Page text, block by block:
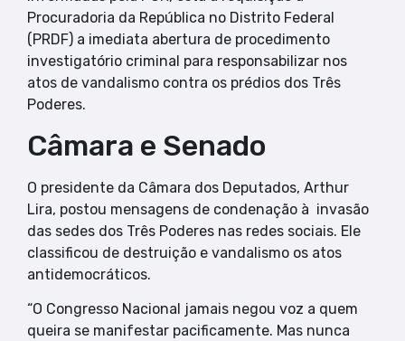
Procuradoria da República no Distrito Federal
(PRDF) a imediata abertura de procedimento
investigatório criminal para responsabilizar nos
atos de vandalismo contra os prédios dos Três
Poderes.
Câmara e Senado
O presidente da Câmara dos Deputados, Arthur
Lira, postou mensagens de condenação à invasão
das sedes dos Três Poderes nas redes sociais. Ele
classificou de destruição e vandalismo os atos
antidemocráticos.
“O Congresso Nacional jamais negou voz a quem
queira se manifestar pacificamente. Mas nunca